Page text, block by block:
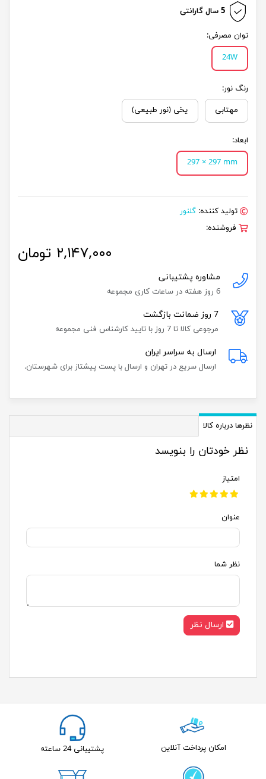
5 سال گارانتی
توان مصرفی:
24W
رنگ نور:
مهتابی یخی (نور طبیعی)
ابعاد:
297 × 297 mm
تولید کننده: گلنور
فروشنده:
۲,۱۴۷,۰۰۰ تومان
مشاوره پشتیبانی
6 روز هفته در ساعات کاری مجموعه
7 روز ضمانت بازگشت
مرجوعی کالا تا 7 روز با تایید کارشناس فنی مجموعه
ارسال به سراسر ایران
ارسال سریع در تهران و ارسال با پست پیشتاز برای شهرستان.
نظرها درباره کالا
نظر خودتان را بنویسد
امتیاز
عنوان
نظر شما
ارسال نظر
امکان پرداخت آنلاین پشتیبانی 24 ساعته